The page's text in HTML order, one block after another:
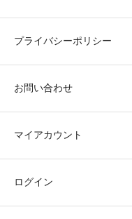
プライバシーポリシー
お問い合わせ
マイアカウント
ログイン